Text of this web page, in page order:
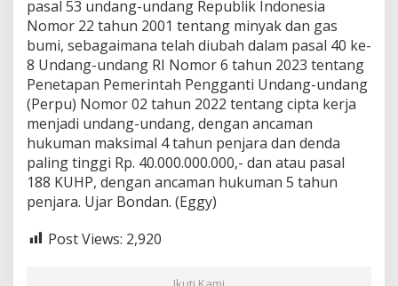
pasal 53 undang-undang Republik Indonesia
Nomor 22 tahun 2001 tentang minyak dan gas
bumi, sebagaimana telah diubah dalam pasal 40 ke-
8 Undang-undang RI Nomor 6 tahun 2023 tentang
Penetapan Pemerintah Pengganti Undang-undang
(Perpu) Nomor 02 tahun 2022 tentang cipta kerja
menjadi undang-undang, dengan ancaman
hukuman maksimal 4 tahun penjara dan denda
paling tinggi Rp. 40.000.000.000,- dan atau pasal
188 KUHP, dengan ancaman hukuman 5 tahun
penjara. Ujar Bondan. (Eggy)
Post Views: 2,920